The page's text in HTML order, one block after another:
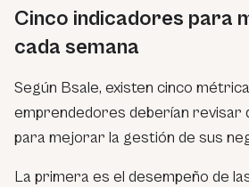
Cinco indicadores para
cada semana
Según Bsale, existen cinco
emprendedores deberían revisar
para mejorar la gestión de sus
La primera es el desempeño de